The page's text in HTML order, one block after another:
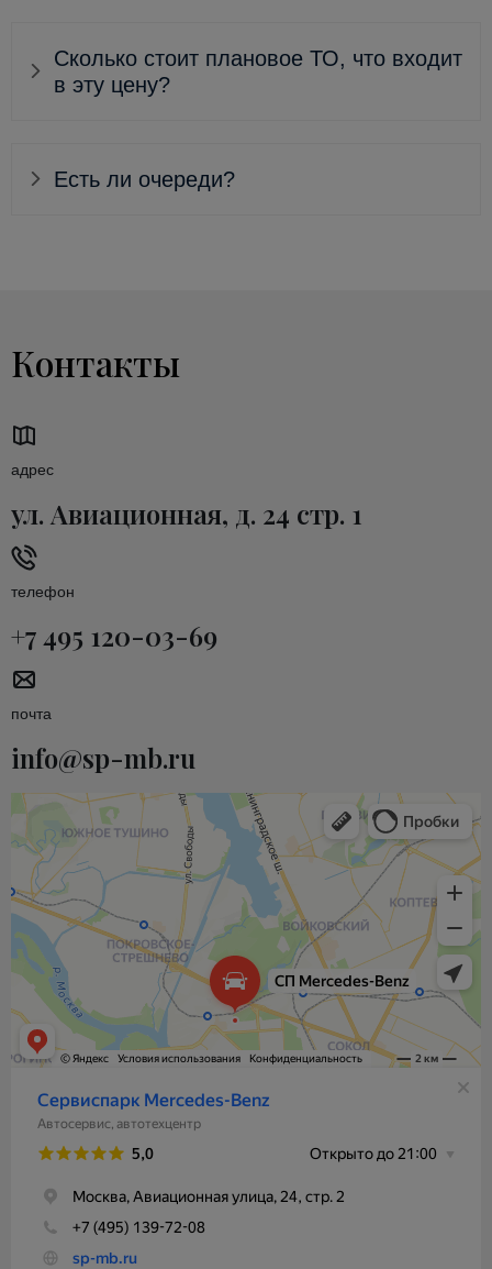
Сколько стоит плановое ТО, что входит
в эту цену?
Есть ли очереди?
Контакты
адрес
ул. Авиационная, д. 24 стр. 1
телефон
+7 495 120-03-69
почта
info@sp-mb.ru